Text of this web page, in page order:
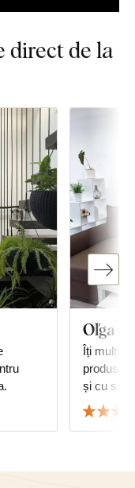
direct de la
Oľga I.
Îți
produsul
și cu
mea
căldură!